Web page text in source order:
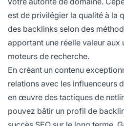
est de privilégier la qualité à la
des backlinks selon des
apportant une réelle valeur aux
moteurs de recherche.
En créant un contenu
relations avec les influenceurs
en œuvre des tactiques de
pouvez bâtir un profil de